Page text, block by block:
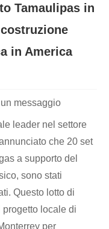
Tamaulipas in
in America
messaggio
leader nel settore
che 20 set
a supporto del
sono stati
Questo lotto di
locale di
per